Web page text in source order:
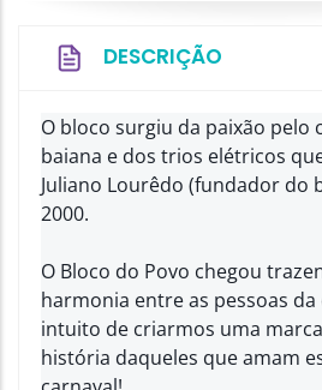
DESCRIÇÃO
O bloco surgiu da paixão pelo
baiana e dos trios elétricos
Juliano Lourêdo (fundador do
2000.
O Bloco do Povo chegou
harmonia entre as pessoas da
intuito de criarmos uma
história daqueles que amam